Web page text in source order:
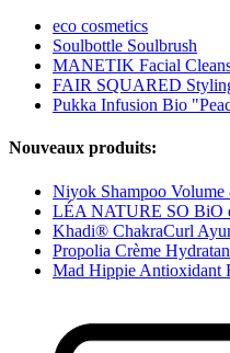
eco cosmetics
Soulbottle Soulbrush
MANETIK Facial
FAIR SQUARED
Pukka Infusion Bio
Nouveaux produits:
Niyok Shampoo
LÉA NATURE SO BiO
Khadi® ChakraCurl
Propolia Crème
Mad Hippie Antioxidant